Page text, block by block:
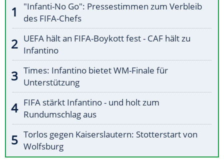
"Infanti-No Go": Pressestimmen zum Verbleib
des FIFA-Chefs
UEFA hält an FIFA-Boykott fest - CAF hält zu
Infantino
Times: Infantino bietet WM-Finale für
Unterstützung
FIFA stärkt Infantino - und holt zum
Rundumschlag aus
Torlos gegen Kaiserslautern: Stotterstart von
Wolfsburg